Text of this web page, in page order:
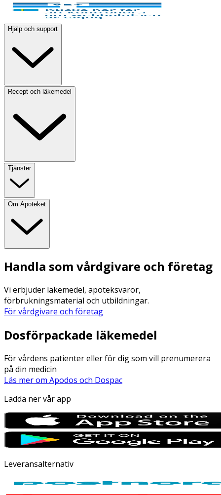
Hjälp och support
Recept och läkemedel
Tjänster
Om Apoteket
Handla som vårdgivare och företag
Vi erbjuder läkemedel, apoteksvaror,
förbrukningsmaterial och utbildningar.
För vårdgivare och företag
Dosförpackade läkemedel
För vårdens patienter eller för dig som vill prenumerera
på din medicin
Läs mer om Apodos och Dospac
Ladda ner vår app
Leveransalternativ